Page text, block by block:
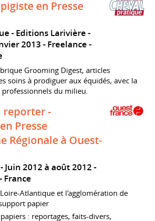
en Presse
- Editions Larivière
2013 Freelance
Grooming Digest, articles
soins à prodiguer aux équidés, avec la
du milieu.
reporter -
Presse
Régionale à Ouest-
Juin 2012 à août 2012
France
Atlantique et l'agglomération de
papier
: reportages, faits-divers,